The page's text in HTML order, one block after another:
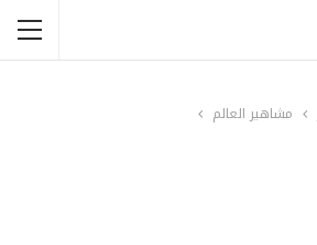
مشاهير العالم